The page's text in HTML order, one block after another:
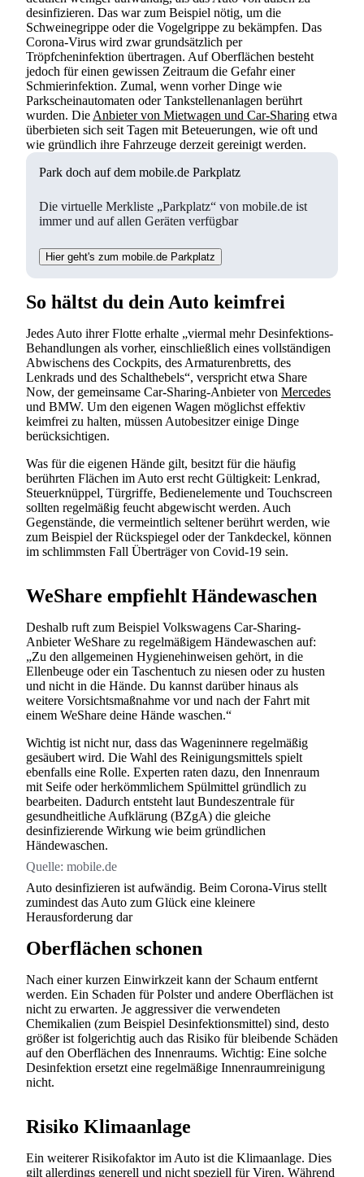
desinfizieren. Das war zum Beispiel nötig, um die
Schweinegrippe oder die Vogelgrippe zu bekämpfen. Das
Corona-Virus wird zwar grundsätzlich per
Tröpfcheninfektion übertragen. Auf Oberflächen besteht
jedoch für einen gewissen Zeitraum die Gefahr einer
Schmierinfektion. Zumal, wenn vorher Dinge wie
Parkscheinautomaten oder Tankstellenanlagen berührt
wurden. Die Anbieter von Mietwagen und Car-Sharing etwa
überbieten sich seit Tagen mit Beteuerungen, wie oft und
wie gründlich ihre Fahrzeuge derzeit gereinigt werden.
Park doch auf dem mobile.de Parkplatz
Die virtuelle Merkliste „Parkplatz“ von mobile.de ist
immer und auf allen Geräten verfügbar
Hier geht's zum mobile.de Parkplatz
So hältst du dein Auto keimfrei
Jedes Auto ihrer Flotte erhalte „viermal mehr Desinfektions-
Behandlungen als vorher, einschließlich eines vollständigen
Abwischens des Cockpits, des Armaturenbretts, des
Lenkrads und des Schalthebels“, verspricht etwa Share
Now, der gemeinsame Car-Sharing-Anbieter von Mercedes
und BMW. Um den eigenen Wagen möglichst effektiv
keimfrei zu halten, müssen Autobesitzer einige Dinge
berücksichtigen.
Was für die eigenen Hände gilt, besitzt für die häufig
berührten Flächen im Auto erst recht Gültigkeit: Lenkrad,
Steuerknüppel, Türgriffe, Bedienelemente und Touchscreen
sollten regelmäßig feucht abgewischt werden. Auch
Gegenstände, die vermeintlich seltener berührt werden, wie
zum Beispiel der Rückspiegel oder der Tankdeckel, können
im schlimmsten Fall Überträger von Covid-19 sein.
WeShare empfiehlt Händewaschen
Deshalb ruft zum Beispiel Volkswagens Car-Sharing-
Anbieter WeShare zu regelmäßigem Händewaschen auf:
„Zu den allgemeinen Hygienehinweisen gehört, in die
Ellenbeuge oder ein Taschentuch zu niesen oder zu husten
und nicht in die Hände. Du kannst darüber hinaus als
weitere Vorsichtsmaßnahme vor und nach der Fahrt mit
einem WeShare deine Hände waschen.“
Wichtig ist nicht nur, dass das Wageninnere regelmäßig
gesäubert wird. Die Wahl des Reinigungsmittels spielt
ebenfalls eine Rolle. Experten raten dazu, den Innenraum
mit Seife oder herkömmlichem Spülmittel gründlich zu
bearbeiten. Dadurch entsteht laut Bundeszentrale für
gesundheitliche Aufklärung (BZgA) die gleiche
desinfizierende Wirkung wie beim gründlichen
Händewaschen.
Quelle: mobile.de
Auto desinfizieren ist aufwändig. Beim Corona-Virus stellt
zumindest das Auto zum Glück eine kleinere
Herausforderung dar
Oberflächen schonen
Nach einer kurzen Einwirkzeit kann der Schaum entfernt
werden. Ein Schaden für Polster und andere Oberflächen ist
nicht zu erwarten. Je aggressiver die verwendeten
Chemikalien (zum Beispiel Desinfektionsmittel) sind, desto
größer ist folgerichtig auch das Risiko für bleibende Schäden
auf den Oberflächen des Innenraums. Wichtig: Eine solche
Desinfektion ersetzt eine regelmäßige Innenraumreinigung
nicht.
Risiko Klimaanlage
Ein weiterer Risikofaktor im Auto ist die Klimaanlage. Dies
gilt allerdings generell und nicht speziell für Viren. Während